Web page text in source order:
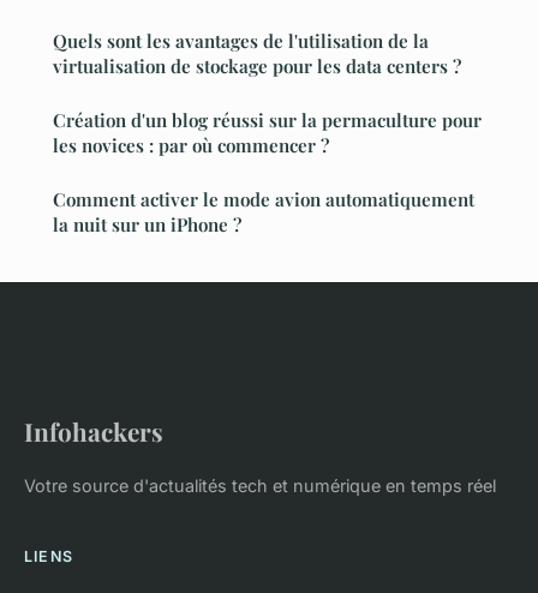
Quels sont les avantages de l'utilisation de la
virtualisation de stockage pour les data centers ?
Création d'un blog réussi sur la permaculture pour
les novices : par où commencer ?
Comment activer le mode avion automatiquement
la nuit sur un iPhone ?
Infohackers
Votre source d'actualités tech et numérique en temps réel
LIENS